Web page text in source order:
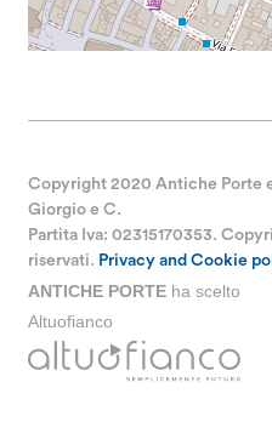
Copyright 2020 Antiche Porte
Giorgio e C.
Partita Iva: 02315170353.
riservati. Privacy and Cookie
ANTICHE PORTE ha scelto
Altuofianco